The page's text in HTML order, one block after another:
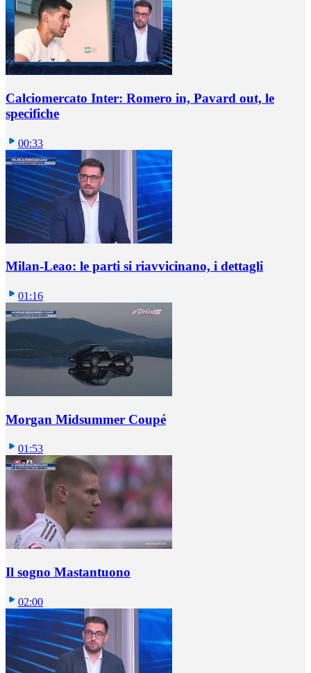
Calciomercato Inter: Romero in, Pavard out, le
specifiche
00:33
Milan-Leao: le parti si riavvicinano, i dettagli
01:16
Morgan Midsummer Coupé
01:53
Il sogno Mastantuono
02:00